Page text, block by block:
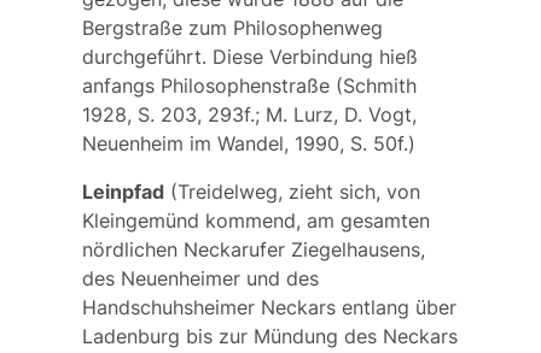
Bergstraße zum Philosophenweg
durchgeführt. Diese Verbindung hieß
anfangs Philosophenstraße(Schmith
1928, S. 203, 293f.; M. Lurz, D. Vogt,
Neuenheim im Wandel, 1990, S. 50f.)
Leinpfad(Treidelweg, zieht sich, von
Kleingemünd kommend, am gesamten
nördlichen Neckarufer Ziegelhausens,
des Neuenheimer und des
Handschuhsheimer Neckars entlang über
Ladenburg bis zur Mündung des Neckars